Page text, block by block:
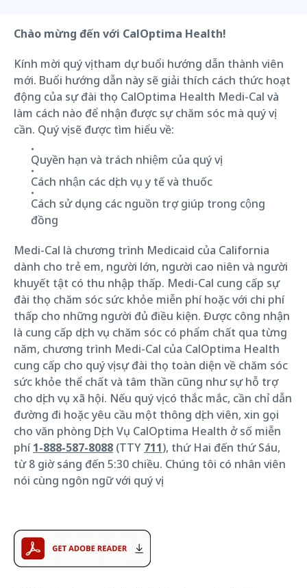
Chào mừng đến với CalOptima Health!
Kính mời quý vị tham dự buổi hướng dẫn thành viên
mới. Buổi hướng dẫn này sẽ giải thích cách thức hoạt
động của sự đài thọ CalOptima Health Medi-Cal và
làm cách nào để nhận được sự chăm sóc mà quý vị
cần. Quý vị sẽ được tìm hiểu về:
Quyền hạn và trách nhiệm của quý vị
Cách nhận các dịch vụ y tế và thuốc
Cách sử dụng các nguồn trợ giúp trong cộng
đồng
Medi-Cal là chương trình Medicaid của California
dành cho trẻ em, người lớn, người cao niên và người
khuyết tật có thu nhập thấp. Medi-Cal cung cấp sự
đài thọ chăm sóc sức khỏe miễn phí hoặc với chi phí
thấp cho những người đủ điều kiện. Được công nhận
là cung cấp dịch vụ chăm sóc có phẩm chất qua từng
năm, chương trình Medi-Cal của CalOptima Health
cung cấp cho quý vị sự đài thọ toàn diện về chăm sóc
sức khỏe thể chất và tâm thần cũng như sự hỗ trợ
cho dịch vụ xã hội. Nếu quý vị có thắc mắc, cần chỉ dẫn
đường đi hoặc yêu cầu một thông dịch viên, xin gọi
cho văn phòng Dịch Vụ CalOptima Health ở số miễn
phí1-888-587-8088 (TTY 711), thứ Hai đến thứ Sáu,
từ 8 giờ sáng đến 5:30 chiều. Chúng tôi có nhân viên
nói cùng ngôn ngữ với quý vị.